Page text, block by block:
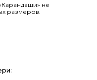
не
размеров.